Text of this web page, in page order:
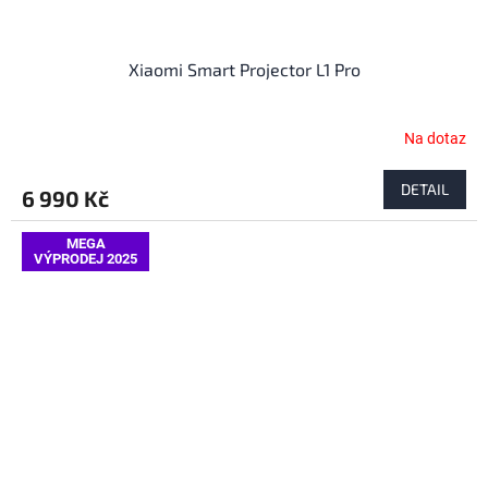
Xiaomi Smart Projector L1 Pro
Na dotaz
6 990 Kč DETAIL
MEGA
VÝPRODEJ 2025